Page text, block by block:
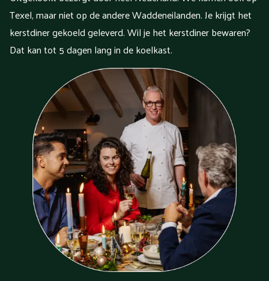
Texel, maar niet op de andere Waddeneilanden. Je krijgt het
kerstdiner gekoeld geleverd. Wil je het kerstdiner bewaren?
Dat kan tot 5 dagen lang in de koelkast.